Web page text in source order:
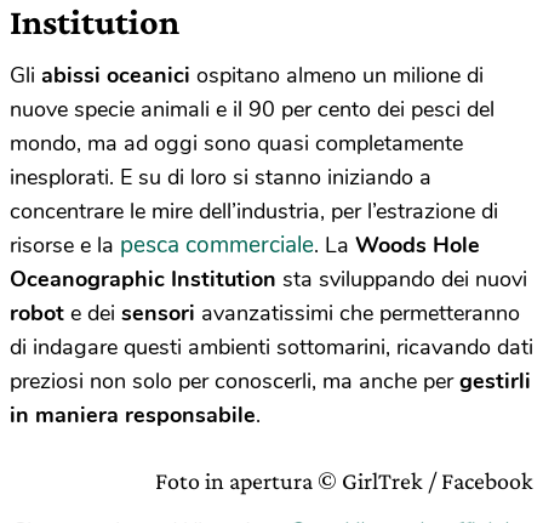
Institution
Gli abissi oceanici ospitano almeno un milione di
nuove specie animali e il 90 per cento dei pesci del
mondo, ma ad oggi sono quasi completamente
inesplorati. E su di loro si stanno iniziando a
concentrare le mire dell’industria, per l’estrazione di
risorse e la pesca commerciale. La Woods Hole
Oceanographic Institution sta sviluppando dei nuovi
robot e dei sensori avanzatissimi che permetteranno
di indagare questi ambienti sottomarini, ricavando dati
preziosi non solo per conoscerli, ma anche pergestirli
in maniera responsabile.
Foto in apertura © GirlTrek / Facebook